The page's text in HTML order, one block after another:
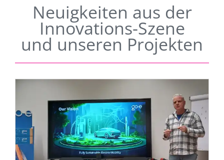
Neuigkeiten aus der
Innovations-Szene
und unseren Projekten